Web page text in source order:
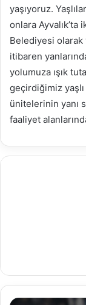
yaşıyoruz.
onlara Ayvalık’ta
Belediyesi olarak
itibaren
yolumuza ışık
geçirdiğimiz yaşlı
ünitelerinin yanı
faaliyet